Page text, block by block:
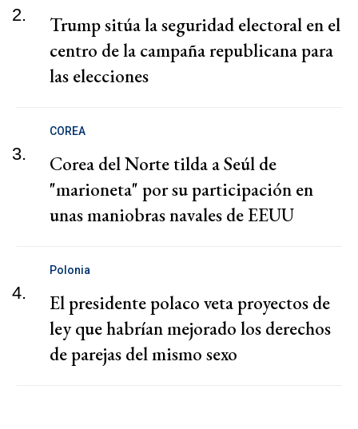
2.
Trump sitúa la seguridad electoral en el
centro de la campaña republicana para
las elecciones
3.
COREA
Corea del Norte tilda a Seúl de
"marioneta" por su participación en
unas maniobras navales de EEUU
4.
Polonia
El presidente polaco veta proyectos de
ley que habrían mejorado los derechos
de parejas del mismo sexo